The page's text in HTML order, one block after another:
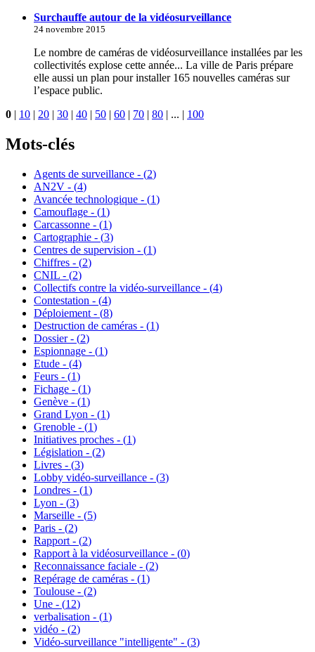
Surchauffe autour de la vidéosurveillance
24 novembre 2015
Le nombre de caméras de vidéosurveillance installées par les
collectivités explose cette année... La ville de Paris prépare
elle aussi un plan pour installer 165 nouvelles caméras sur
l’espace public.
0 | 10 | 20 | 30 | 40 | 50 | 60 | 70 | 80 | ... | 100
Mots-clés
Agents de surveillance - (2)
AN2V - (4)
Avancée technologique - (1)
Camouflage - (1)
Carcassonne - (1)
Cartographie - (3)
Centres de supervision - (1)
Chiffres - (2)
CNIL - (2)
Collectifs contre la vidéo-surveillance - (4)
Contestation - (4)
Déploiement - (8)
Destruction de caméras - (1)
Dossier - (2)
Espionnage - (1)
Etude - (4)
Feurs - (1)
Fichage - (1)
Genève - (1)
Grand Lyon - (1)
Grenoble - (1)
Initiatives proches - (1)
Législation - (2)
Livres - (3)
Lobby vidéo-surveillance - (3)
Londres - (1)
Lyon - (3)
Marseille - (5)
Paris - (2)
Rapport - (2)
Rapport à la vidéosurveillance - (0)
Reconnaissance faciale - (2)
Repérage de caméras - (1)
Toulouse - (2)
Une - (12)
verbalisation - (1)
vidéo - (2)
Vidéo-surveillance "intelligente" - (3)